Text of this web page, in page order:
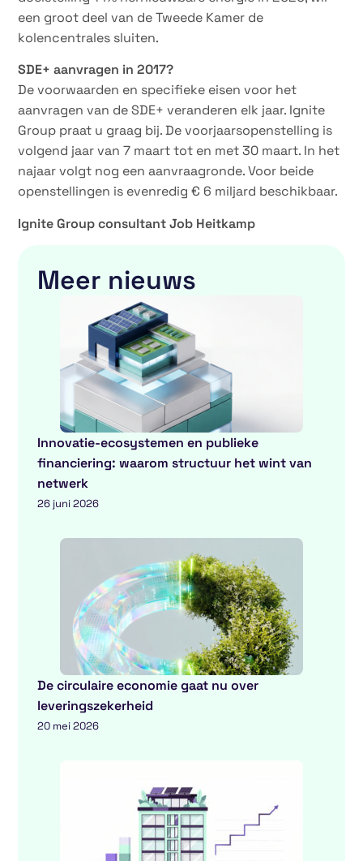
een groot deel van de Tweede Kamer de
kolencentrales sluiten.
SDE+ aanvragen in 2017?
De voorwaarden en specifieke eisen voor het
aanvragen van de SDE+ veranderen elk jaar. Ignite
Group praat u graag bij. De voorjaarsopenstelling is
volgend jaar van 7 maart tot en met 30 maart. In het
najaar volgt nog een aanvraagronde. Voor beide
openstellingen is evenredig € 6 miljard beschikbaar.
Ignite Group consultant Job Heitkamp
Meer nieuws
Innovatie-ecosystemen en publieke
financiering: waarom structuur het wint van
netwerk
26 juni 2026
De circulaire economie gaat nu over
leveringszekerheid
20 mei 2026